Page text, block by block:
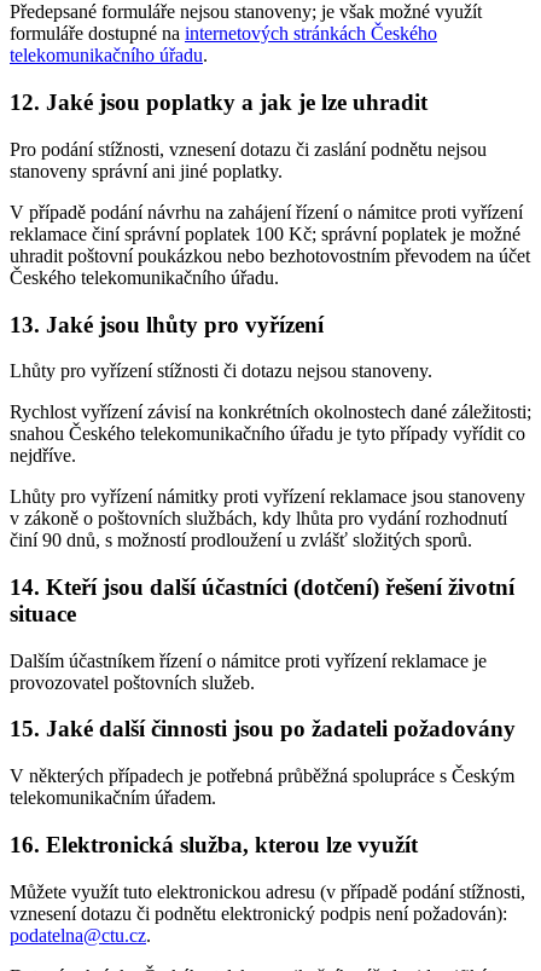
Předepsané formuláře nejsou stanoveny; je však možné využít
formuláře dostupné na internetových stránkách Českého
telekomunikačního úřadu.
12. Jaké jsou poplatky a jak je lze uhradit
Pro podání stížnosti, vznesení dotazu či zaslání podnětu nejsou
stanoveny správní ani jiné poplatky.
V případě podání návrhu na zahájení řízení o námitce proti vyřízení
reklamace činí správní poplatek 100 Kč; správní poplatek je možné
uhradit poštovní poukázkou nebo bezhotovostním převodem na účet
Českého telekomunikačního úřadu.
13. Jaké jsou lhůty pro vyřízení
Lhůty pro vyřízení stížnosti či dotazu nejsou stanoveny.
Rychlost vyřízení závisí na konkrétních okolnostech dané záležitosti;
snahou Českého telekomunikačního úřadu je tyto případy vyřídit co
nejdříve.
Lhůty pro vyřízení námitky proti vyřízení reklamace jsou stanoveny
v zákoně o poštovních službách, kdy lhůta pro vydání rozhodnutí
činí 90 dnů, s možností prodloužení u zvlášť složitých sporů.
14. Kteří jsou další účastníci (dotčení) řešení životní
situace
Dalším účastníkem řízení o námitce proti vyřízení reklamace je
provozovatel poštovních služeb.
15. Jaké další činnosti jsou po žadateli požadovány
V některých případech je potřebná průběžná spolupráce s Českým
telekomunikačním úřadem.
16. Elektronická služba, kterou lze využít
Můžete využít tuto elektronickou adresu (v případě podání stížnosti,
vznesení dotazu či podnětu elektronický podpis není požadován):
podatelna@ctu.cz.